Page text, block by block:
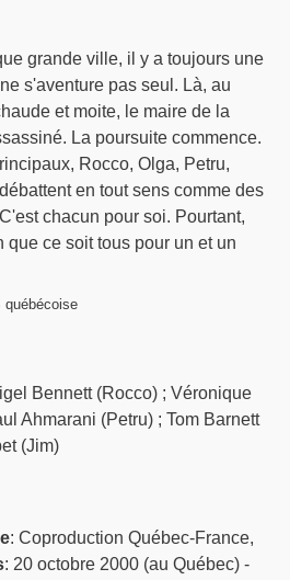
grande ville, il y a toujours une
s'aventure pas seul. Là, au
et moite, le maire de la
La poursuite commence.
Rocco, Olga, Petru,
en tout sens comme des
chacun pour soi. Pourtant,
ce soit tous pour un et un
québécoise
Bennett (Rocco) ; Véronique
Ahmarani (Petru) ; Tom Barnett
(Jim)
: Coproduction Québec-France,
: 20 octobre 2000 (au Québec) -